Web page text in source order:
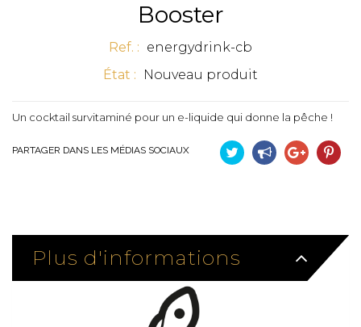
Booster
Ref. : energydrink-cb
État :
Nouveau produit
Un cocktail survitaminé pour un e-liquide qui donne la pêche !
PARTAGER DANS LES MÉDIAS SOCIAUX
Plus d'informations